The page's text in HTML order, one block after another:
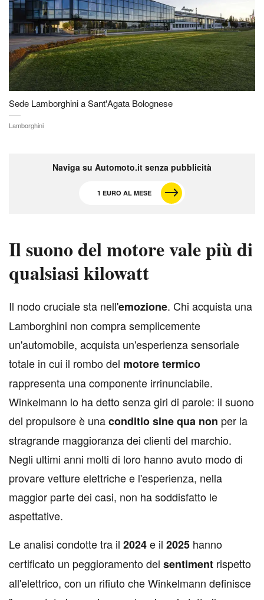
Sede Lamborghini a Sant'Agata Bolognese
Lamborghini
Naviga su Automoto.it senza pubblicità
1 EURO AL MESE
Il suono del motore vale più di
qualsiasi kilowatt
Il nodo cruciale sta nell'emozione. Chi acquista una
Lamborghini non compra semplicemente
un'automobile, acquista un'esperienza sensoriale
totale in cui il rombo del motore termico
rappresenta una componente irrinunciabile.
Winkelmann lo ha detto senza giri di parole: il suono
del propulsore è unaconditio sine qua non per la
stragrande maggioranza dei clienti del marchio.
Negli ultimi anni molti di loro hanno avuto modo di
provare vetture elettriche e l'esperienza, nella
maggior parte dei casi, non ha soddisfatto le
aspettative.
Le analisi condotte tra il 2024e il 2025 hanno
certificato un peggioramento del sentiment rispetto
all'elettrico, con un rifiuto che Winkelmann definisce